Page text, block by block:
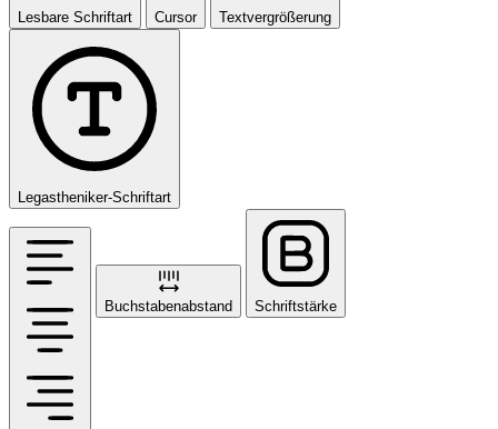
Lesbare Schriftart Cursor Textvergrößerung
Legastheniker-Schriftart
Buchstabenabstand Schriftstärke